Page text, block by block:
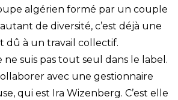
algérien formé par un couple
de diversité, c’est déjà une
dû à un travail collectif.
suis pas tout seul dans le label.
avec une gestionnaire
qui est Ira Wizenberg. C’est elle